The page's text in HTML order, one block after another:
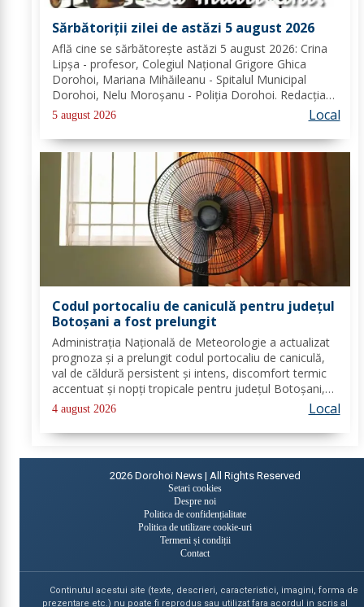
Sărbătoriții zilei de astăzi 5 august 2026
Află cine se sărbătoreşte astăzi 5 august 2026: Crina
Lipșa - profesor, Colegiul Național Grigore Ghica
Dorohoi, Mariana Mihăileanu - Spitalul Municipal
Dorohoi, Nelu Moroșanu - Poliția Dorohoi. Redacția
Dorohoi News urează tuturor La mulți ani!
Completează lista sărbătoriților din Dorohoi, la...
5 august 2026 Local
Codul portocaliu de caniculă pentru județul
Botoșani a fost prelungit
Administrația Națională de Meteorologie a actualizat
prognoza și a prelungit codul portocaliu de caniculă,
val de căldură persistent și intens, discomfort termic
accentuat și nopți tropicale pentru județul Botoșani,
până joi, la ora 10:00. Temperaturile maxime vor fi
cuprinse între 35 și 39 de...
4 august 2026 Local
2026 Dorohoi News | All Rights Reserved
Setari cookies
Despre noi
Politica de confidențialitate
Politica de utilizare cookie-uri
Termeni și condiții
Contact
Continutul acestui site (texte, descrieri, caracteristici, imagini, forma de
prezentare etc.) nu poate fi reprodus sau utilizat fara acordul in scris al